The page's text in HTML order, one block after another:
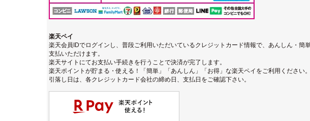
楽天ペイ
楽天会員IDでログインし、普段ご利用いただいているクレジットカード情報で、あんしん・簡
支払いただけます。
楽天サイトにてお支払い手続きを行うことで決済が完了します。
楽天ポイントが貯まる・使える！「簡単」「あんしん」「お得」な楽天ペイをご利用ください。
引落し日は、各クレジットカード会社の締め日、支払日をご確認下さい。